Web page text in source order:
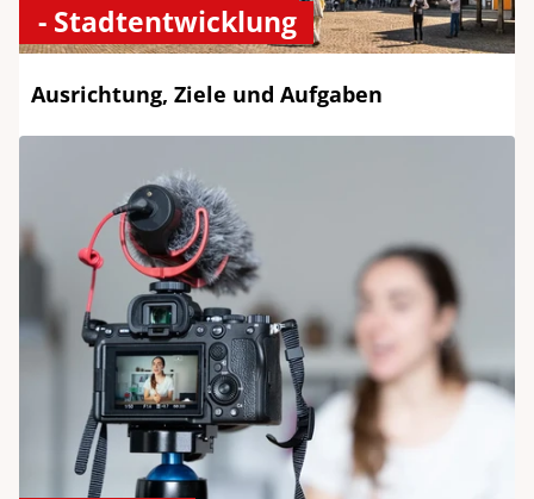
- Stadtentwicklung
Ausrichtung, Ziele und Aufgaben